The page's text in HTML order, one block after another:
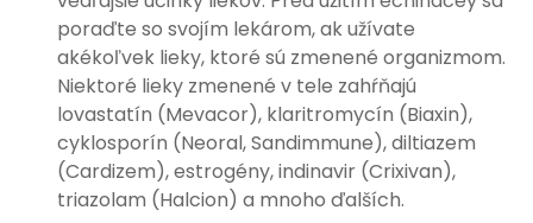
poraďte so svojím lekárom, ak užívate
akékoľvek lieky, ktoré sú zmenené organizmom.
Niektoré lieky zmenené v tele zahŕňajú
lovastatín (Mevacor), klaritromycín (Biaxin),
cyklosporín (Neoral, Sandimmune), diltiazem
(Cardizem), estrogény, indinavir (Crixivan),
triazolam (Halcion) a mnoho ďalších.